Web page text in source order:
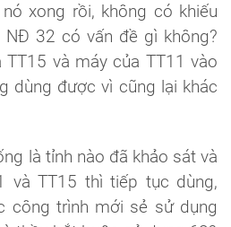
xong rồi, không có khiếu
NĐ 32 có vấn đề gì không?
TT15 và máy của TT11 vào
dùng được vì cũng lại khác
là tỉnh nào đã khảo sát và
và TT15 thì tiếp tục dùng,
công trình mới sẻ sử dụng